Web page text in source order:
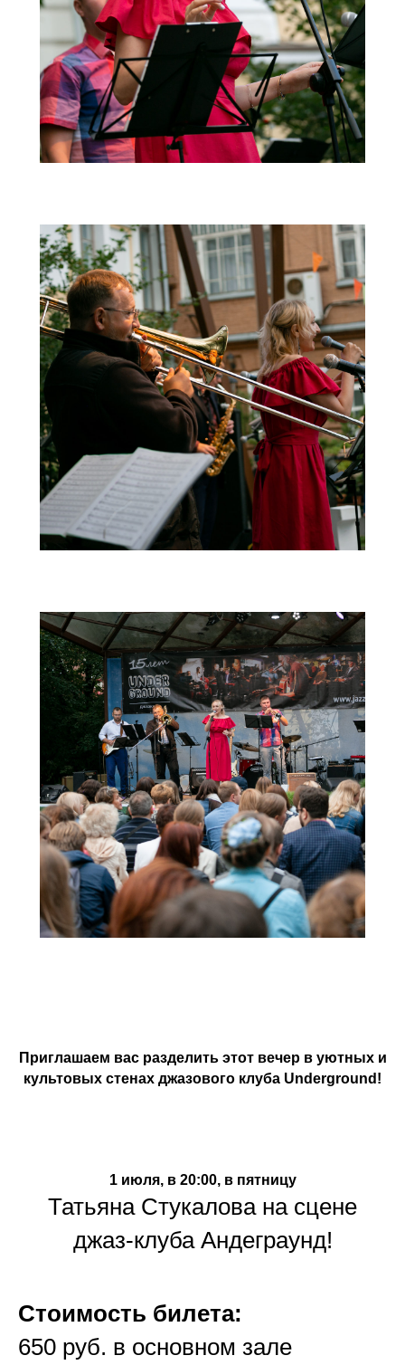
Приглашаем вас разделить этот вечер в уютных и
культовых стенах джазового клуба Underground!
1 июля, в 20:00, в пятницу
Татьяна Стукалова на сцене
джаз-клуба Андеграунд!
Стоимость билета:
650 руб. в основном зале